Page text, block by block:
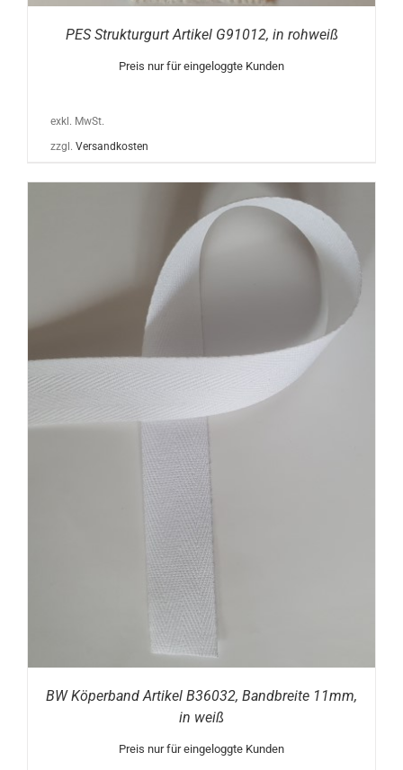
PES Strukturgurt Artikel G91012, in rohweiß
Preis nur für eingeloggte Kunden
exkl. MwSt.
zzgl. Versandkosten
BW Köperband Artikel B36032, Bandbreite 11mm,
in weiß
Preis nur für eingeloggte Kunden